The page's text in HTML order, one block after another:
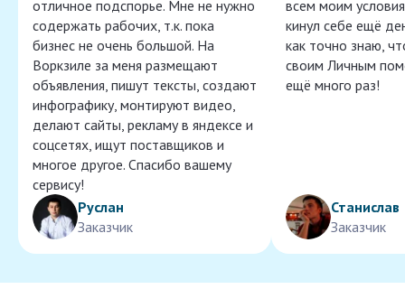
отличное подспорье. Мне не нужно
содержать рабочих, т.к. пока
бизнес не очень большой. На
Воркзиле за меня размещают
объявления, пишут тексты, создают
инфографику, монтируют видео,
делают сайты, рекламу в яндексе и
соцсетях, ищут поставщиков и
многое другое. Спасибо вашему
сервису!
Руслан
Заказчик
всем моим
кинул себе ещё
как точно знаю,
своим Личным
ещё много раз!
Станислав
Заказчик